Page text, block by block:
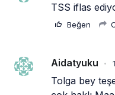
TSS iflas
Beğen
Aidatyuku •
Tolga bey